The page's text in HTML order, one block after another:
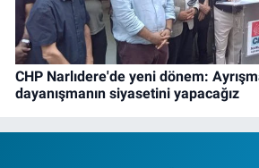
CHP Narlıdere'de yeni dönem:
dayanışmanın siyasetini yapacağız